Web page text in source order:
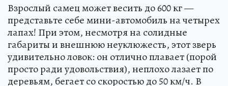
Взрослый самец может весить до 600 кг —
представьте себе мини-автомобиль на четырех
лапах! При этом, несмотря на солидные
габариты и внешнюю неуклюжесть, этот зверь
удивительно ловок: он отлично плавает (порой
просто ради удовольствия), неплохо лазает по
деревьям, бегает со скоростью до 50 км/ч. В